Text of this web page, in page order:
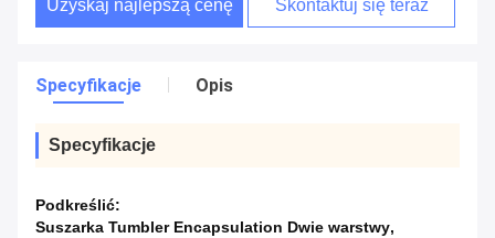
Uzyskaj najlepszą cenę Skontaktuj się teraz
Specyfikacje Opis
Specyfikacje
Podkreślić:
Suszarka Tumbler Encapsulation Dwie warstwy,